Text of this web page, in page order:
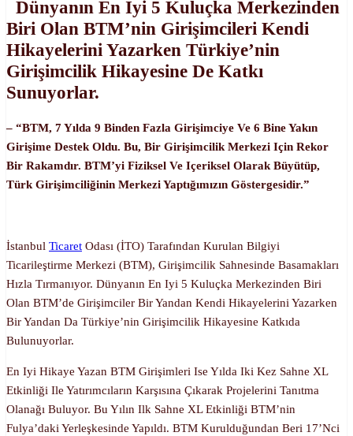
Dünyanın En Iyi 5 Kuluçka Merkezinden
Biri Olan BTM’nin Girişimcileri Kendi
Hikayelerini Yazarken Türkiye’nin
Girişimcilik Hikayesine De Katkı
Sunuyorlar.
– “BTM, 7 Yılda 9 Binden Fazla Girişimciye Ve 6 Bine Yakın
Girişime Destek Oldu. Bu, Bir Girişimcilik Merkezi Için Rekor
Bir Rakamdır. BTM’yi Fiziksel Ve Içeriksel Olarak Büyütüp,
Türk Girişimciliğinin Merkezi Yaptığımızın Göstergesidir.”
İstanbul Ticaret Odası (İTO) Tarafından Kurulan Bilgiyi
Ticarileştirme Merkezi (BTM), Girişimcilik Sahnesinde Basamakları
Hızla Tırmanıyor. Dünyanın En Iyi 5 Kuluçka Merkezinden Biri
Olan BTM’de Girişimciler Bir Yandan Kendi Hikayelerini Yazarken
Bir Yandan Da Türkiye’nin Girişimcilik Hikayesine Katkıda
Bulunuyorlar.
En Iyi Hikaye Yazan BTM Girişimleri Ise Yılda Iki Kez Sahne XL
Etkinliği Ile Yatırımcıların Karşısına Çıkarak Projelerini Tanıtma
Olanağı Buluyor. Bu Yılın Ilk Sahne XL Etkinliği BTM’nin
Fulya’daki Yerleşkesinde Yapıldı. BTM Kurulduğundan Beri 17’nci